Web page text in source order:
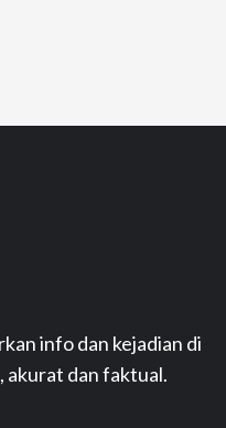
info dan kejadian di
akurat dan faktual.